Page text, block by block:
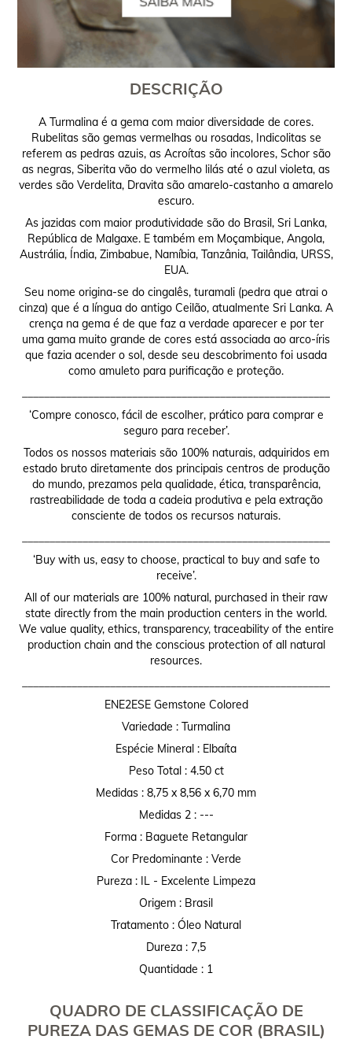
DESCRIÇÃO
A Turmalina é a gema com maior diversidade de cores.
Rubelitas são gemas vermelhas ou rosadas, Indicolitas se
referem as pedras azuis, as Acroítas são incolores, Schor são
as negras, Siberita vão do vermelho lilás até o azul violeta, as
verdes são Verdelita, Dravita são amarelo-castanho a amarelo
escuro.
As jazidas com maior produtividade são do Brasil, Sri Lanka,
República de Malgaxe. E também em Moçambique, Angola,
Austrália, Índia, Zimbabue, Namíbia, Tanzânia, Tailândia, URSS,
EUA.
Seu nome origina-se do cingalês, turamali (pedra que atrai o
cinza) que é a língua do antigo Ceilão, atualmente Sri Lanka. A
crença na gema é de que faz a verdade aparecer e por ter
uma gama muito grande de cores está associada ao arco-íris
que fazia acender o sol, desde seu descobrimento foi usada
como amuleto para purificação e proteção.
‘Compre conosco, fácil de escolher, prático para comprar e
seguro para receber’.
Todos os nossos materiais são 100% naturais, adquiridos em
estado bruto diretamente dos principais centros de produção
do mundo, prezamos pela qualidade, ética, transparência,
rastreabilidade de toda a cadeia produtiva e pela extração
consciente de todos os recursos naturais.
‘Buy with us, easy to choose, practical to buy and safe to
receive’.
All of our materials are 100% natural, purchased in their raw
state directly from the main production centers in the world.
We value quality, ethics, transparency, traceability of the entire
production chain and the conscious protection of all natural
resources.
ENE2ESE Gemstone Colored
Variedade : Turmalina
Espécie Mineral : Elbaíta
Peso Total : 4.50 ct
Medidas : 8,75 x 8,56 x 6,70 mm
Medidas 2 : ---
Forma : Baguete Retangular
Cor Predominante : Verde
Pureza : IL - Excelente Limpeza
Origem : Brasil
Tratamento : Óleo Natural
Dureza : 7,5
Quantidade : 1
QUADRO DE CLASSIFICAÇÃO DE
PUREZA DAS GEMAS DE COR (BRASIL)